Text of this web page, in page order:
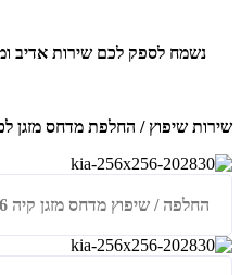
נשמח לספק לכם שירות אדיב
שירות שיפוץ / החלפת מדחס מזגן
החלפה / שיפוץ מדחס מזגן קיה EV6 חשמלי